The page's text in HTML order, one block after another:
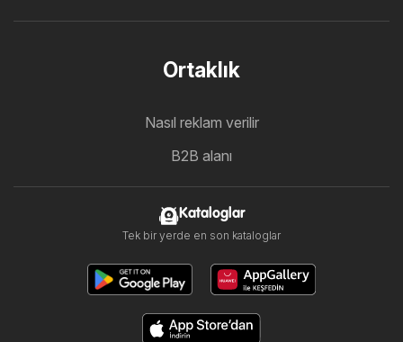
Ortaklık
Nasıl reklam verilir
B2B alanı
Kataloglar
Tek bir yerde en son kataloglar